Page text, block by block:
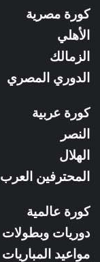
كورة مصرية
الأهلي
الزمالك
الدوري المصري
كورة عربية
النصر
الهلال
المحترفين العرب
كورة عالمية
دوريات وبطولات
مواعيد المباريات